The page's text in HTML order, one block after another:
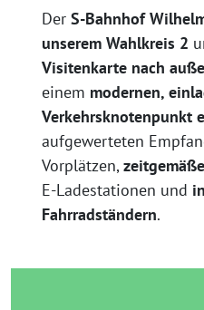
Der S-Bahnhof
unserem Wahlkreis 2
Visitenkarte nach
einem modernen,
Verkehrsknotenpunkt
aufgewerteten
Vorplätzen,
E-Ladestationen und
Fahrradständern.